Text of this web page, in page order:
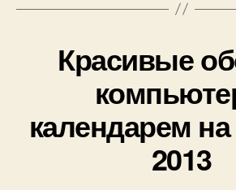
Красивые
календарем
2013